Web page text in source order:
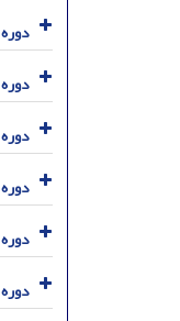
دوره 6 (1396)
دوره 5 (1395)
دوره 4 (1394)
دوره 3 (1393)
دوره 2 (1392)
دوره 1 (1391)